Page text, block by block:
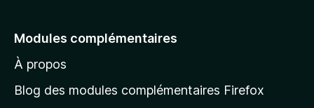
e
à
l
Modules complémentaires
À propos
Blog des modules complémentaires Firefox